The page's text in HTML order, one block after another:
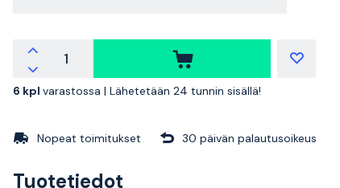
6 kpl varastossa | Lähetetään 24 tunnin sisällä!
Nopeat toimitukset 30 päivän palautusoikeus
Tuotetiedot